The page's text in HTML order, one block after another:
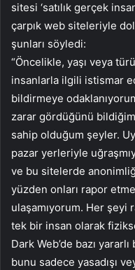
sitesi ‘satılık gerçek
çarpık web siteleriyle
şunları söyledi:
“Öncelikle, yaşı veya
insanlarla ilgili istismar
bildirmeye
zarar gördüğünü
sahip olduğum şeyler.
pazar yerleriyle
ve bu sitelerde
yüzden onları rapor
ulaşamıyorum. Her
tek bir insan olarak
Dark Web’de bazı
bunu sadece yasadışı